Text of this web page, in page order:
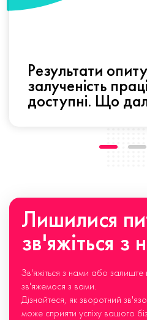
Результати
залученість
доступні. Що
Лишилися
зв'яжіться з
Зв'яжіться з нами або залиште
зв'яжемося з вами.
Дізнайтеся, як зворотний
може сприяти успіху вашого